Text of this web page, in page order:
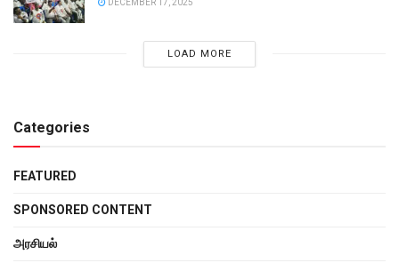
DECEMBER 17, 2025
LOAD MORE
Categories
FEATURED
SPONSORED CONTENT
அரசியல்